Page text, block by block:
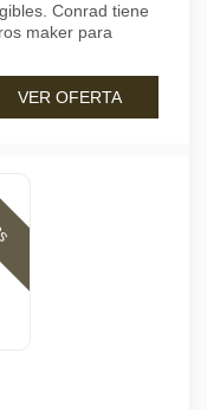
Conrad tiene
maker para
VER OFERTA